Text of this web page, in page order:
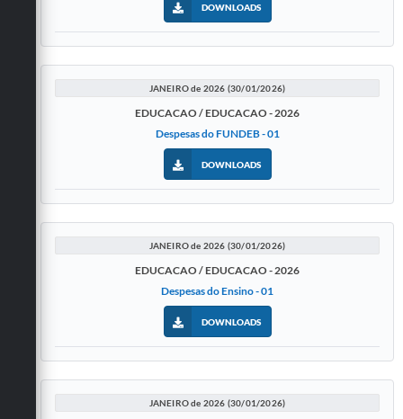
DOWNLOADS
JANEIRO de 2026 (30/01/2026)
EDUCACAO / EDUCACAO - 2026
Despesas do FUNDEB - 01
DOWNLOADS
JANEIRO de 2026 (30/01/2026)
EDUCACAO / EDUCACAO - 2026
Despesas do Ensino - 01
DOWNLOADS
JANEIRO de 2026 (30/01/2026)